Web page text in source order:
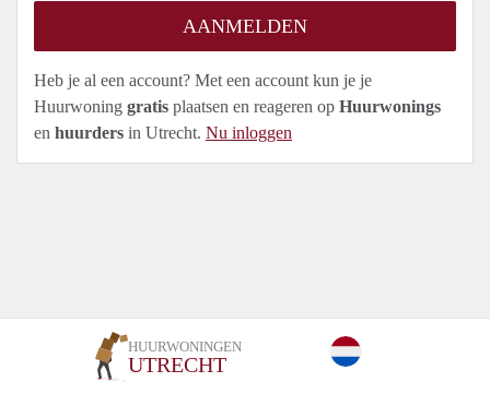
HUURWONINGEN
UTRECHT
Heb je al een account? Met een account kun je je
Huurwoning gratis plaatsen en reageren op Huurwonings
en huurders in Utrecht. Nu inloggen